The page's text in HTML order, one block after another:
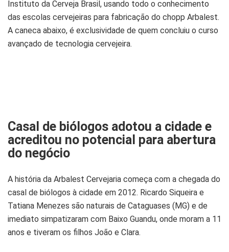
Instituto da Cerveja Brasil, usando todo o conhecimento
das escolas cervejeiras para fabricação do chopp Arbalest.
A caneca abaixo, é exclusividade de quem concluiu o curso
avançado de tecnologia cervejeira.
Casal de biólogos adotou a cidade e
acreditou no potencial para abertura
do negócio
A história da Arbalest Cervejaria começa com a chegada do
casal de biólogos à cidade em 2012. Ricardo Siqueira e
Tatiana Menezes são naturais de Cataguases (MG) e de
imediato simpatizaram com Baixo Guandu, onde moram a 11
anos e tiveram os filhos João e Clara.